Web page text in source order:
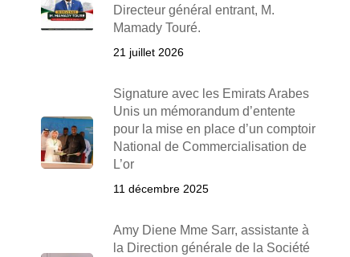
Directeur général entrant, M.
Mamady Touré.
21 juillet 2026
Signature avec les Emirats Arabes
Unis un mémorandum d’entente
pour la mise en place d’un comptoir
National de Commercialisation de
L’or
11 décembre 2025
Amy Diene Mme Sarr, assistante à
la Direction générale de la Société